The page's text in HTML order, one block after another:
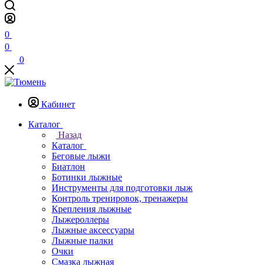
0
0
0
Кабинет
Каталог
Назад
Каталог
Беговые лыжи
Биатлон
Ботинки лыжные
Инструменты для подготовки лыж
Контроль тренировок, тренажеры
Крепления лыжные
Лыжероллеры
Лыжные аксессуары
Лыжные палки
Очки
Смазка лыжная